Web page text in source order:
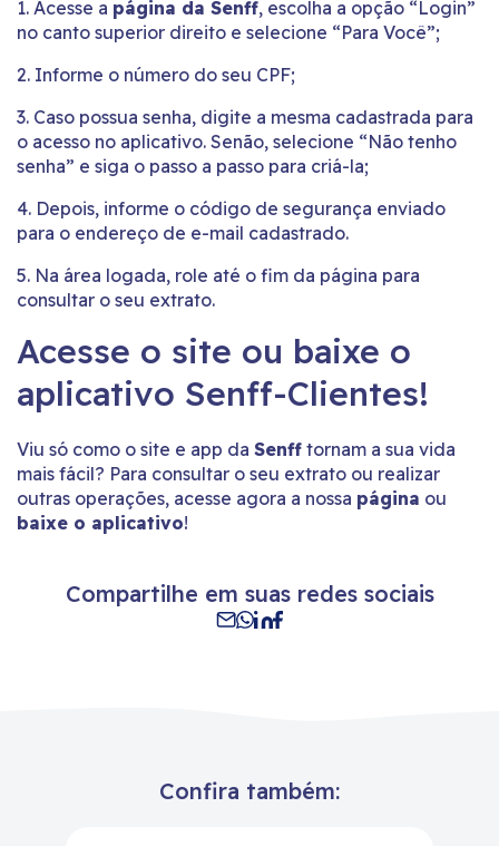
1. Acesse a página da Senff, escolha a opção “Login”
no canto superior direito e selecione “Para Você”;
2. Informe o número do seu CPF;
3. Caso possua senha, digite a mesma cadastrada para
o acesso no aplicativo. Senão, selecione “Não tenho
senha” e siga o passo a passo para criá-la;
4. Depois, informe o código de segurança enviado
para o endereço de e-mail cadastrado.
5. Na área logada, role até o fim da página para
consultar o seu extrato.
Acesse o site ou baixe o
aplicativo Senff-Clientes!
Viu só como o site e app da Senff tornam a sua vida
mais fácil? Para consultar o seu extrato ou realizar
outras operações, acesse agora a nossa página ou
baixe o aplicativo!
Compartilhe em suas redes sociais
Confira também: